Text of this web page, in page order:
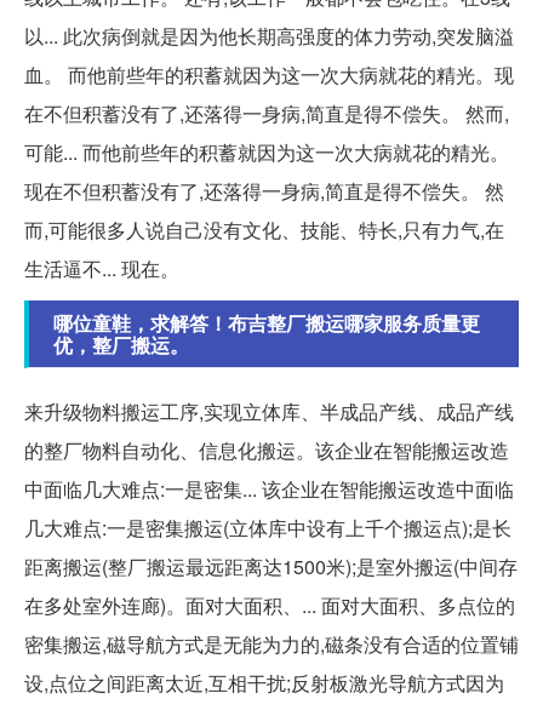
以... 此次病倒就是因为他长期高强度的体力劳动,突发脑溢
血。 而他前些年的积蓄就因为这一次大病就花的精光。现
在不但积蓄没有了,还落得一身病,简直是得不偿失。 然而,
可能... 而他前些年的积蓄就因为这一次大病就花的精光。
现在不但积蓄没有了,还落得一身病,简直是得不偿失。 然
而,可能很多人说自己没有文化、技能、特长,只有力气,在
生活逼不... 现在。
哪位童鞋，求解答！布吉整厂搬运哪家服务质量更
优，整厂搬运。
来升级物料搬运工序,实现立体库、半成品产线、成品产线
的整厂物料自动化、信息化搬运。该企业在智能搬运改造
中面临几大难点:一是密集... 该企业在智能搬运改造中面临
几大难点:一是密集搬运(立体库中设有上千个搬运点);是长
距离搬运(整厂搬运最远距离达1500米);是室外搬运(中间存
在多处室外连廊)。面对大面积、... 面对大面积、多点位的
密集搬运,磁导航方式是无能为力的,磁条没有合适的位置铺
设,点位之间距离太近,互相干扰;反射板激光导航方式因为